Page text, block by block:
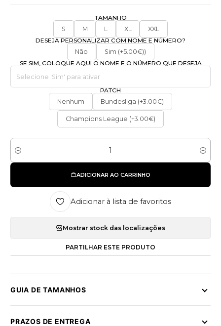
TAMANHO
S
M L XL
XXL
DESEJA PERSONALIZAR COM NOME E NÚMERO?
Não
Sim (+5.00€))
SE SIM, COLOQUE AQUI O NOME E O NÚMERO QUE DESEJA
PATCH
Nenhum
Bundesliga (+3.00€)
Champions League (+3.00€)
Quantidade
ADICIONAR AO CARRINHO
Adicionar à lista de favoritos
Mostrar stock das localizações
PARTILHAR ESTE PRODUTO
GUIA DE TAMANHOS
PRAZOS DE ENTREGA